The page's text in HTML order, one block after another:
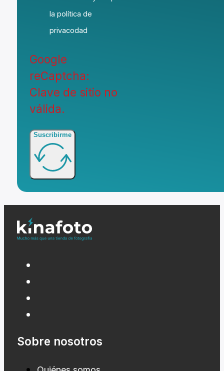
la política de
privacodad
Google
reCaptcha:
Clave de sitio no
válida.
Suscribirme
Sobre nosotros